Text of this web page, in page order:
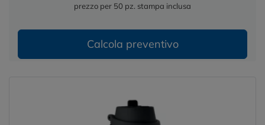
prezzo per 50 pz. stampa inclusa
Calcola preventivo